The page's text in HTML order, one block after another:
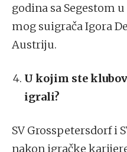
godina sa Segestom
mog suigrača Igora
Austriju.
U kojim ste
igrali?
SV Grosspetersdorf i
nakon igračke